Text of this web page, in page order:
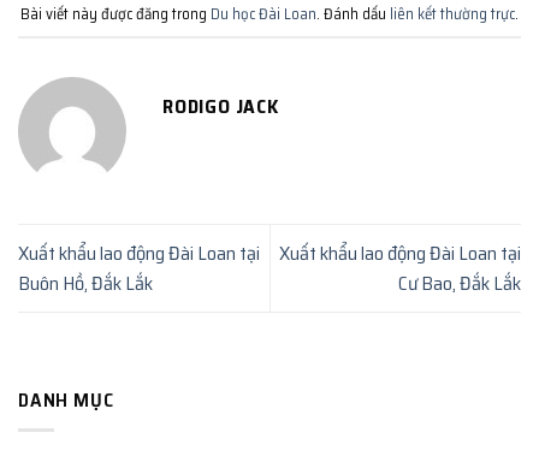
Bài viết này được đăng trong Du học Đài Loan. Đánh dấu liên kết thường trực.
RODIGO JACK
Xuất khẩu lao động Đài Loan tại
Buôn Hồ, Đắk Lắk
Xuất khẩu lao động Đài Loan tại
Cư Bao, Đắk Lắk
DANH MỤC